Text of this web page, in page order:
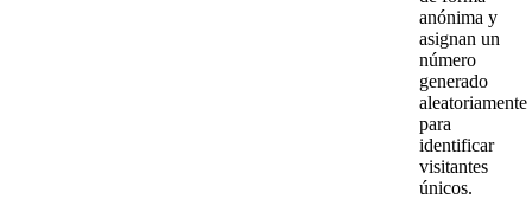
anónima y
asignan un
número
generado
aleatoriamente
para
identificar
visitantes
únicos.